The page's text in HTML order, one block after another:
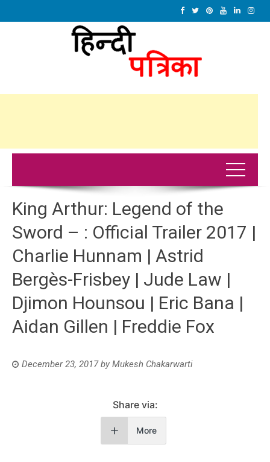
King Arthur: Legend of the
Sword – : Official Trailer 2017 |
Charlie Hunnam | Astrid
Bergès-Frisbey | Jude Law |
Djimon Hounsou | Eric Bana |
Aidan Gillen | Freddie Fox
December 23, 2017by Mukesh Chakarwarti
Share via:
More